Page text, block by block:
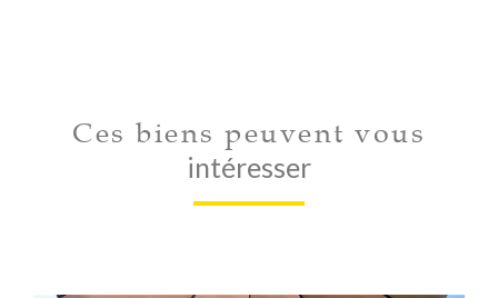
Ces biens peuvent vous
intéresser